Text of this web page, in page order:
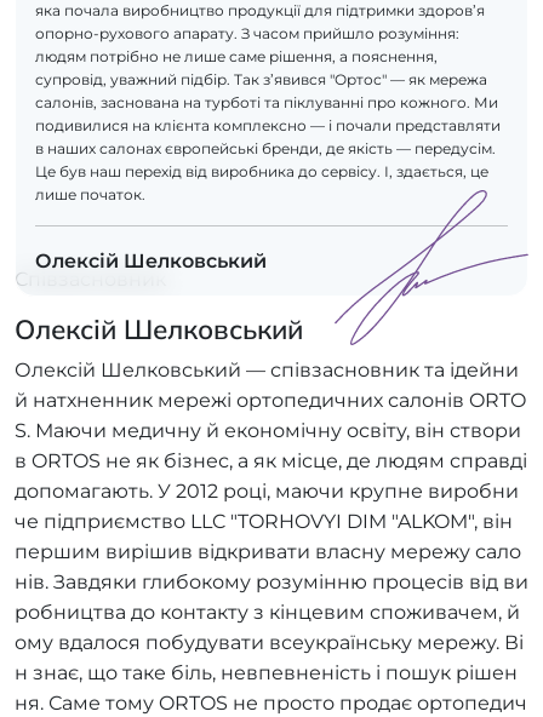
яка почала виробництво продукції для підтримки здоров’я
опорно-рухового апарату. З часом прийшло розуміння:
людям потрібно не лише саме рішення, а пояснення,
супровід, уважний підбір. Так з’явився "Ортос" — як мережа
салонів, заснована на турботі та піклуванні про кожного. Ми
подивилися на клієнта комплексно — і почали представляти
в наших салонах європейські бренди, де якість — передусім.
Це був наш перехід від виробника до сервісу. І, здається, це
лише початок.
Олексій Шелковський
Співзасновник
Олексій Шелковський
Олексій Шелковський — співзасновник та ідейни
й натхненник мережі ортопедичних салонів ORTO
S. Маючи медичну й економічну освіту, він створи
в ORTOS не як бізнес, а як місце, де людям справді
допомагають. У 2012 році, маючи крупне виробни
че підприємство LLC "TORHOVYI DIM "ALKOM", він
першим вирішив відкривати власну мережу сало
нів. Завдяки глибокому розумінню процесів від ви
робництва до контакту з кінцевим споживачем, й
ому вдалося побудувати всеукраїнську мережу. Ві
н знає, що таке біль, невпевненість і пошук рішен
ня. Саме тому ORTOS не просто продає ортопедич